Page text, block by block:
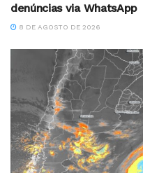
denúncias via WhatsApp
8 DE AGOSTO DE 2026